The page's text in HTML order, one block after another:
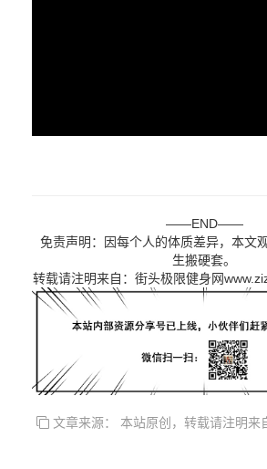
——END——
免责声明：因每个人的体质差异，本文
生搬硬套。
转载请注明来自：街头极限健身网
文章来源： 本站原创，转载请注明来